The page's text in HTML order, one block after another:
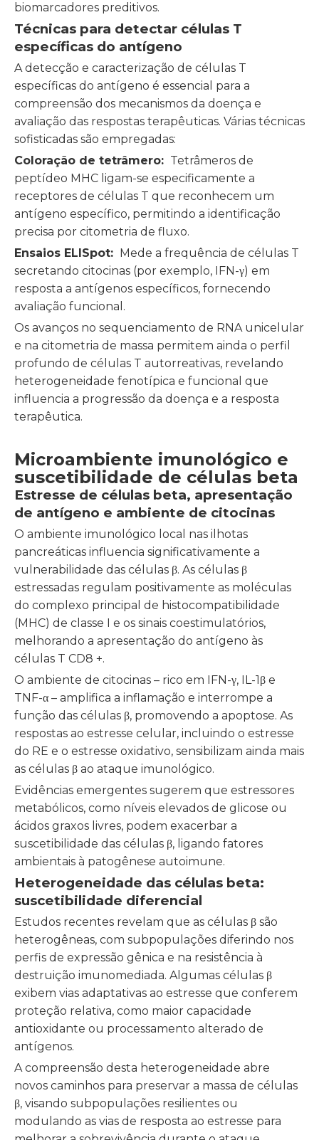
biomarcadores preditivos.
Técnicas para detectar células T
específicas do antígeno
A detecção e caracterização de células T
específicas do antígeno é essencial para a
compreensão dos mecanismos da doença e
avaliação das respostas terapêuticas. Várias técnicas
sofisticadas são empregadas:
Coloração de tetrâmero: Tetrâmeros de
peptídeo MHC ligam-se especificamente a
receptores de células T que reconhecem um
antígeno específico, permitindo a identificação
precisa por citometria de fluxo.
Ensaios ELISpot: Mede a frequência de células T
secretando citocinas (por exemplo, IFN-γ) em
resposta a antígenos específicos, fornecendo
avaliação funcional.
Os avanços no sequenciamento de RNA unicelular
e na citometria de massa permitem ainda o perfil
profundo de células T autorreativas, revelando
heterogeneidade fenotípica e funcional que
influencia a progressão da doença e a resposta
terapêutica.
Microambiente imunológico e
suscetibilidade de células beta
Estresse de células beta, apresentação
de antígeno e ambiente de citocinas
O ambiente imunológico local nas ilhotas
pancreáticas influencia significativamente a
vulnerabilidade das células β. As células β
estressadas regulam positivamente as moléculas
do complexo principal de histocompatibilidade
(MHC) de classe I e os sinais coestimulatórios,
melhorando a apresentação do antígeno às
células T CD8 +.
O ambiente de citocinas – rico em IFN-γ, IL-1β e
TNF-α – amplifica a inflamação e interrompe a
função das células β, promovendo a apoptose. As
respostas ao estresse celular, incluindo o estresse
do RE e o estresse oxidativo, sensibilizam ainda mais
as células β ao ataque imunológico.
Evidências emergentes sugerem que estressores
metabólicos, como níveis elevados de glicose ou
ácidos graxos livres, podem exacerbar a
suscetibilidade das células β, ligando fatores
ambientais à patogênese autoimune.
Heterogeneidade das células beta:
suscetibilidade diferencial
Estudos recentes revelam que as células β são
heterogêneas, com subpopulações diferindo nos
perfis de expressão gênica e na resistência à
destruição imunomediada. Algumas células β
exibem vias adaptativas ao estresse que conferem
proteção relativa, como maior capacidade
antioxidante ou processamento alterado de
antígenos.
A compreensão desta heterogeneidade abre
novos caminhos para preservar a massa de células
β, visando subpopulações resilientes ou
modulando as vias de resposta ao estresse para